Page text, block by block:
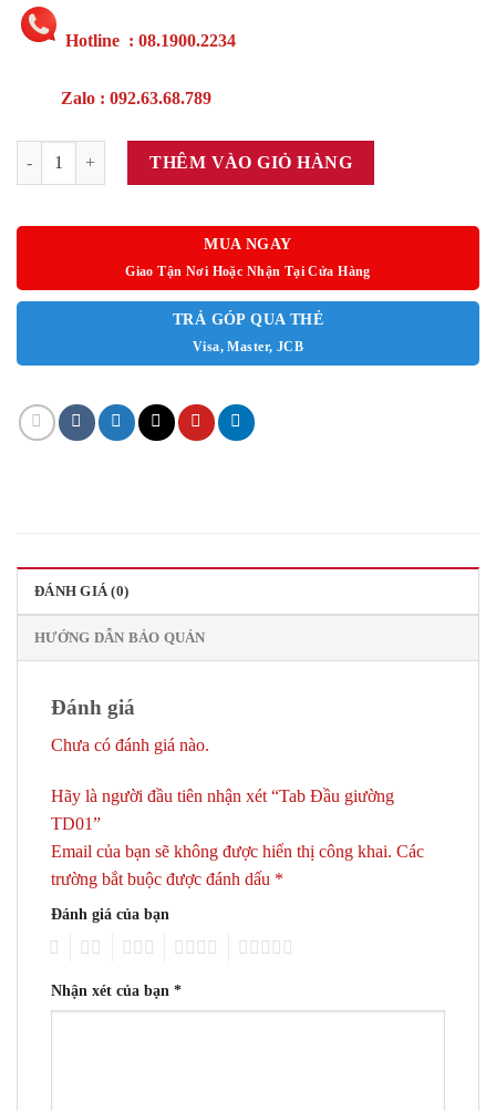
Hotline : 08.1900.2234
Zalo : 092.63.68.789
Tab Đầu giường TD01 số lượngTHÊM VÀO GIỎ HÀNG
MUA NGAY
Giao Tận Nơi Hoặc Nhận Tại Cửa Hàng
TRẢ GÓP QUA THẺ
Visa, Master, JCB
ĐÁNH GIÁ (0)
HƯỚNG DẪN BẢO QUẢN
Đánh giá
Chưa có đánh giá nào.
Hãy là người đầu tiên nhận xét “Tab Đầu giường
TD01”
Email của bạn sẽ không được hiển thị công khai. Các
trường bắt buộc được đánh dấu *
Đánh giá của bạn
Nhận xét của bạn *